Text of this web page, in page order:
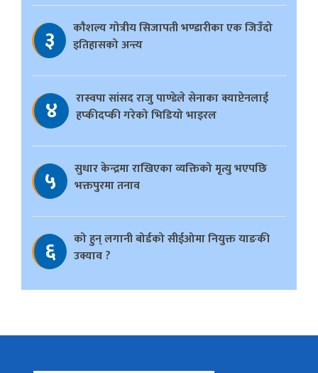
३
काैशल्य गोत्रीय सिजापती भण्डारीका एक जिउँदो
इतिहासको अन्त्य
४
रास्वपा सांसद राजु पाण्डेले सेनाका क्याप्टेनलाई
हप्कीदप्की गरेको भिडियो भाइरल
५
सुधार केन्द्रमा राखिएका व्यक्तिको मृत्यु भएपछि
भक्तपुरमा तनाव
६
को हुन् लगानी बोर्डको सीईओमा नियुक्त याङकी
उक्याव ?